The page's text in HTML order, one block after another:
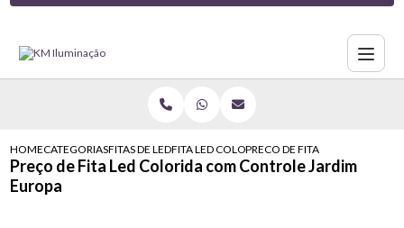
HOMECATEGORIASFITAS DE LEDFITA LED COLORIDA COM CONTROLE
PRECO DE FITA LED
Preço de Fita Led Colorida com Controle Jardim
Europa